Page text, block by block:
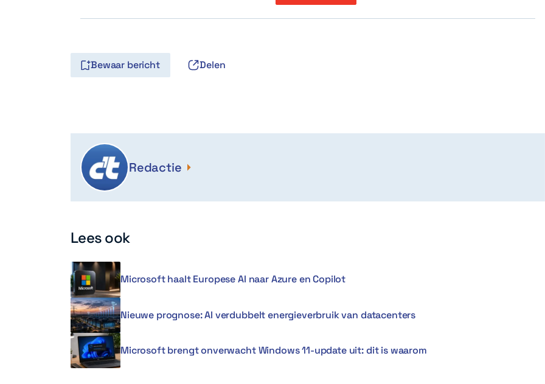
Bewaar bericht Delen
Redactie
Lees ook
Microsoft haalt Europese AI naar Azure en Copilot
Nieuwe prognose: AI verdubbelt energieverbruik van datacenters
Microsoft brengt onverwacht Windows 11-update uit: dit is waarom